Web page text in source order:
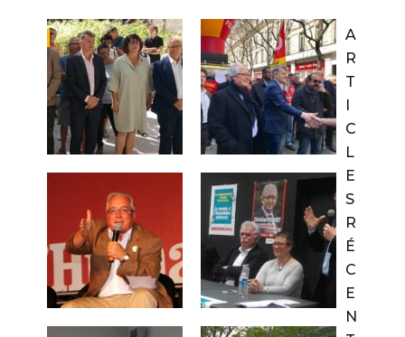
A
R
T
I
C
L
E
S
R
É
C
E
N